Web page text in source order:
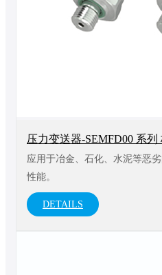
压力变送器-SEMFD00 系
应用于冶金、石化、水泥等恶
性能。
DETAILS